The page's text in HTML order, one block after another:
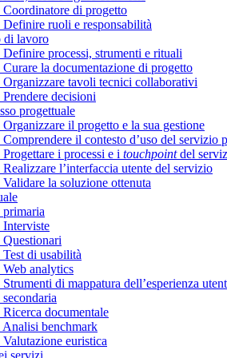
Coordinatore di progetto
Definire ruoli e responsabilità
di lavoro
Definire processi, strumenti e rituali
Curare la documentazione di progetto
Organizzare tavoli tecnici collaborativi
decisioni
progettuale
il progetto e la sua gestione
Comprendere il contesto d’uso del servizio
i processi e i touchpointdel
l’interfaccia utente del servizio
la soluzione ottenuta
primaria
Interviste
Questionari
di usabilità
Web analytics
di mappatura dell’esperienza
documentale
Analisi benchmark
euristica
servizi